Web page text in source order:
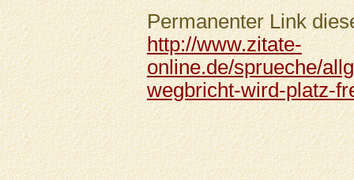
Permanenter Link
http://www.zitate-
online.de/sprueche/
wegbricht-wird-platz-